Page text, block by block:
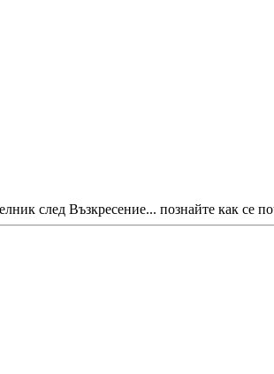
след Възкресение... познайте как се